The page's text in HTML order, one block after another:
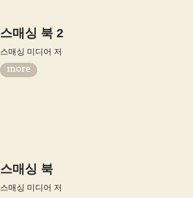
스매싱 북 2
스매싱 미디어 저
more
스매싱 북
스매싱 미디어 저